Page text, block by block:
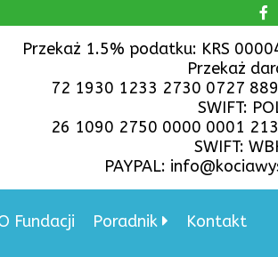
Przekaż 1.5% podatku: KRS
Przekaż
72 1930 1233 2730 0727
SWIFT:
26 1090 2750 0000 0001
SWIFT:
PAYPAL:
Fundacji Poradnik Kontakt